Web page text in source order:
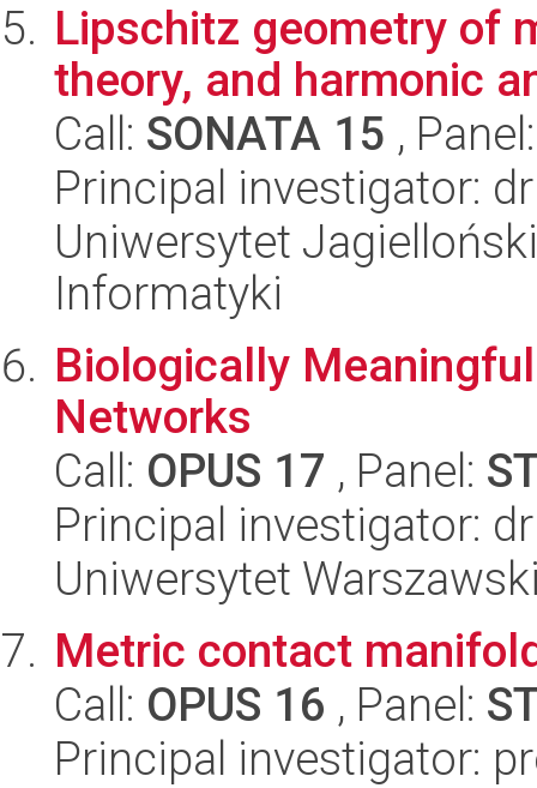
Lipschitz geometry of
theory, and harmonic
Call: SONATA 15 ,
Principal investigator:
Uniwersytet
Informatyki
Biologically
Networks
Call: OPUS 17 , Panel:
Principal investigator:
Uniwersytet
Metric contact
Call: OPUS 16 , Panel:
Principal investigator: